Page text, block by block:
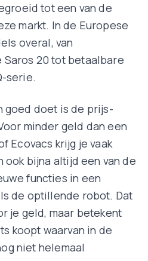
tot een van de
markt. In de Europese
overal, van
20 tot betaalbare
serie.
goed doet is de prijs-
minder geld dan een
Ecovacs krijg je vaak
ook bijna altijd een van de
functies in een
de optillende robot. Dat
je geld, maar betekent
koopt waarvan in de
niet helemaal